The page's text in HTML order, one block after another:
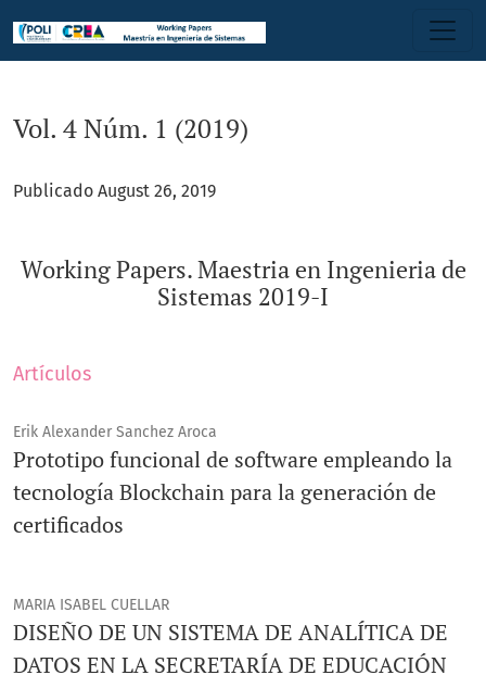
Vol. 4 Núm. 1 (2019)
Publicado August 26, 2019
Working Papers. Maestria en Ingenieria de
Sistemas 2019-I
Artículos
Erik Alexander Sanchez Aroca
Prototipo funcional de software empleando la
tecnología Blockchain para la generación de
certificados
MARIA ISABEL CUELLAR
DISEÑO DE UN SISTEMA DE ANALÍTICA DE
DATOS EN LA SECRETARÍA DE EDUCACIÓN